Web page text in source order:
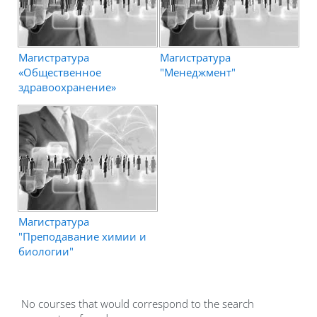
Магистратура
«Общественное
здравоохранение»
Магистратура
"Менеджмент"
Магистратура
"Преподавание химии и
биологии"
No courses that would correspond to the search